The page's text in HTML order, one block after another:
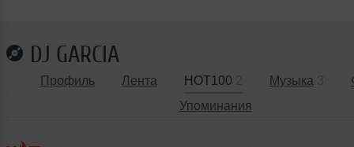
DJ GARCIA
Профиль Лента HOT100 Музыка
Упоминания